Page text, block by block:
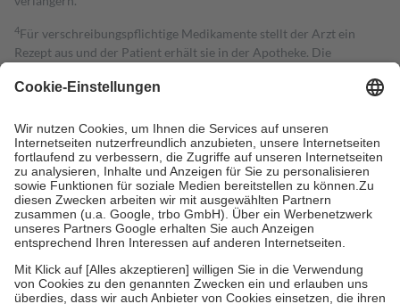
4Für verschreibungspflichtige Medikamente stellt der Arzt ein
Rezept aus und der Patient erhält sie in der Apotheke. Die
Kosten dafür, der Versicherte trägt einen Teil davon als Zuzahlung
Grundsätzlich leisten Mitglieder Zuzahlungen in Höhe von zehn
Prozent des Abgabepreises,mindestensjedochfünf Euround
höchstens zehn Euro.Es sind jedoch nie mehr als die tatsächlichen
Kosten der Leistung zu entrichten.
Diese Regeln gelten grundsätzlich auch für Online-Apotheken.
Bei Heilmitteln und häuslicher Krankenpflege beträgt die
Zuzahlung zehn Prozent der Kosten sowie zehn Euro je
Um das Engagement der Versicherten für ihre eigene Gesundheit zu
stärken und die besondere Stellung der Familie zu unterstützen,